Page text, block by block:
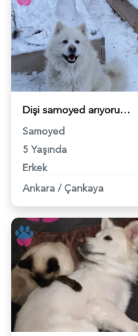
Dişi samoyed arıyorum - 118984601
Samoyed
5 Yaşında
Erkek
Ankara / Çankaya